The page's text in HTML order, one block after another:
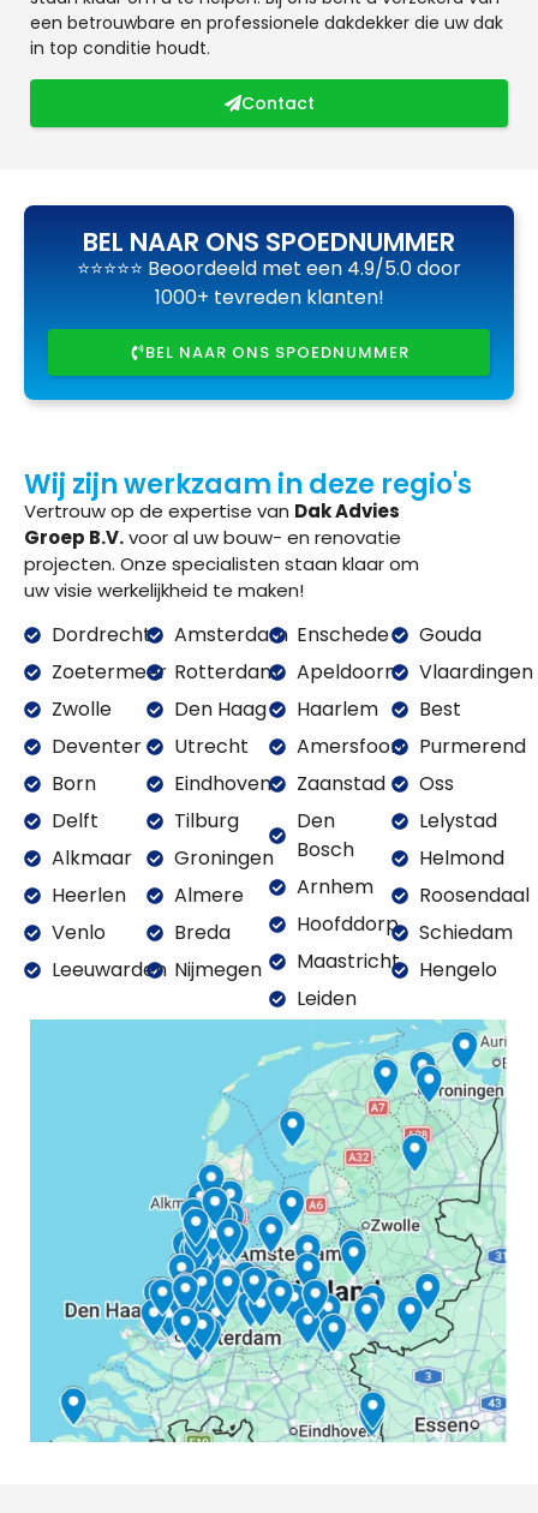
een betrouwbare en professionele dakdekker die uw dak
in top conditie houdt.
Contact
BEL NAAR ONS SPOEDNUMMER
⭐⭐⭐⭐⭐ Beoordeeld met een 4.9/5.0 door
1000+ tevreden klanten!
BEL NAAR ONS SPOEDNUMMER
Wij zijn werkzaam in deze regio's
Vertrouw op de expertise van Dak Advies
Groep B.V.voor al uw bouw- en renovatie
projecten. Onze specialisten staan klaar om
uw visie werkelijkheid te maken!
Dordrecht
Zoetermeer
Zwolle
Deventer
Born
Delft
Alkmaar
Heerlen
Venlo
Leeuwarden
Amsterdam
Rotterdam
Den Haag
Utrecht
Eindhoven
Tilburg
Groningen
Almere
Breda
Nijmegen
Enschede
Apeldoorn
Haarlem
Amersfoort
Zaanstad
Den
Bosch
Arnhem
Hoofddorp
Maastricht
Leiden
Gouda
Vlaardingen
Best
Purmerend
Oss
Lelystad
Helmond
Roosendaal
Schiedam
Hengelo